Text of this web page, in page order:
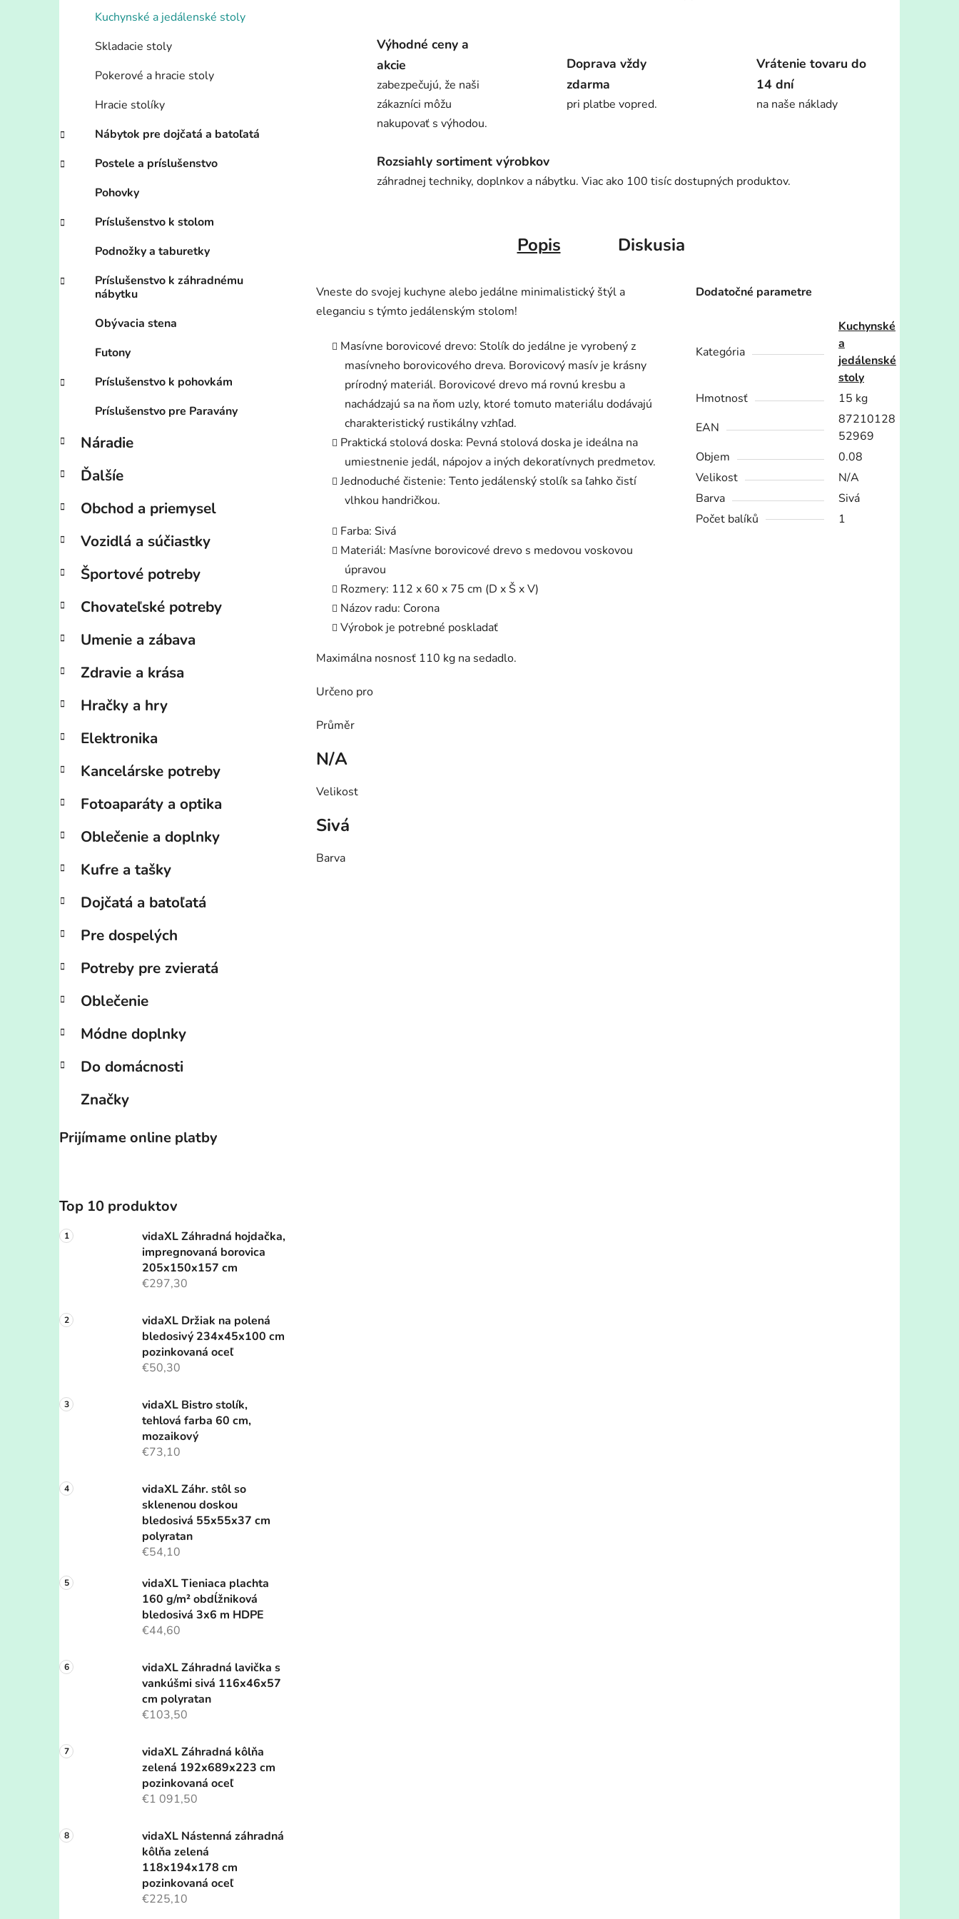
Kuchynské a jedálenské stoly
Skladacie stoly
Pokerové a hracie stoly
Hracie stolíky
Nábytok pre dojčatá a batoľatá
Postele a príslušenstvo
Pohovky
Príslušenstvo k stolom
Podnožky a taburetky
Príslušenstvo k záhradnému
nábytku
Obývacia stena
Futony
Príslušenstvo k pohovkám
Príslušenstvo pre Paravány
Náradie
Ďalšíe
Obchod a priemysel
Vozidlá a súčiastky
Športové potreby
Chovateľské potreby
Umenie a zábava
Zdravie a krása
Hračky a hry
Elektronika
Kancelárske potreby
Fotoaparáty a optika
Oblečenie a doplnky
Kufre a tašky
Dojčatá a batoľatá
Pre dospelých
Potreby pre zvieratá
Oblečenie
Módne doplnky
Do domácnosti
Značky
Prijímame online platby
Top 10 produktov
vidaXL Záhradná hojdačka,
impregnovaná borovica
205x150x157 cm
€297,30
vidaXL Držiak na polená
bledosivý 234x45x100 cm
pozinkovaná oceľ
€50,30
vidaXL Bistro stolík,
tehlová farba 60 cm,
mozaikový
€73,10
vidaXL Záhr. stôl so
sklenenou doskou
bledosivá 55x55x37 cm
polyratan
€54,10
vidaXL Tieniaca plachta
160 g/m² obdĺžniková
bledosivá 3x6 m HDPE
€44,60
vidaXL Záhradná lavička s
vankúšmi sivá 116x46x57
cm polyratan
€103,50
vidaXL Záhradná kôlňa
zelená 192x689x223 cm
pozinkovaná oceľ
€1 091,50
vidaXL Nástenná záhradná
kôlňa zelená
118x194x178 cm
pozinkovaná oceľ
€225,10
Výhodné ceny a
akcie
zabezpečujú, že naši
zákazníci môžu
nakupovať s výhodou.
Doprava vždy
zdarma
pri platbe vopred.
Vrátenie tovaru do
14 dní
na naše náklady
Rozsiahly sortiment výrobkov
záhradnej techniky, doplnkov a nábytku. Viac ako 100 tisíc dostupných produktov.
Popis Diskusia
Vneste do svojej kuchyne alebo jedálne minimalistický štýl a
eleganciu s týmto jedálenským stolom!
Masívne borovicové drevo: Stolík do jedálne je vyrobený z
masívneho borovicového dreva. Borovicový masív je krásny
prírodný materiál. Borovicové drevo má rovnú kresbu a
nachádzajú sa na ňom uzly, ktoré tomuto materiálu dodávajú
charakteristický rustikálny vzhľad.
Praktická stolová doska: Pevná stolová doska je ideálna na
umiestnenie jedál, nápojov a iných dekoratívnych predmetov.
Jednoduché čistenie: Tento jedálenský stolík sa ľahko čistí
vlhkou handričkou.
Farba: Sivá
Materiál: Masívne borovicové drevo s medovou voskovou
úpravou
Rozmery: 112 x 60 x 75 cm (D x Š x V)
Názov radu: Corona
Výrobok je potrebné poskladať
Maximálna nosnosť 110 kg na sedadlo.
Určeno pro
Průměr
N/A
Velikost
Sivá
Barva
Dodatočné parametre
Kategória
Kuchynské
a
jedálenské
stoly
Hmotnosť
15 kg
EAN
87210128
52969
Objem
0.08
Velikost
N/A
Barva
Sivá
Počet balíků
1